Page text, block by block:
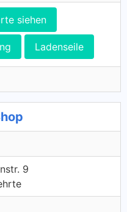
siehen
Ladenseile
9